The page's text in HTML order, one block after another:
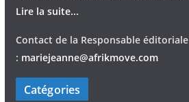
Lire la suite...
Contact de la Responsable éditoriale
: mariejeanne@afrikmove.com
Catégories